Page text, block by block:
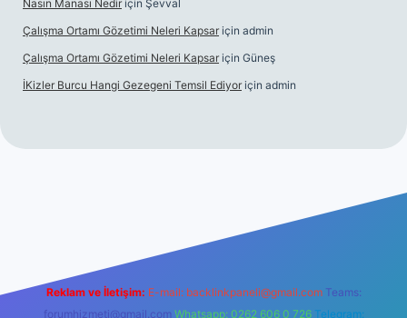
Nasın Manası Nedir için Şevval
Çalışma Ortamı Gözetimi Neleri Kapsar için admin
Çalışma Ortamı Gözetimi Neleri Kapsar için Güneş
İKizler Burcu Hangi Gezegeni Temsil Ediyor için admin
Reklam ve İletişim: E-mail: backlinkpaneli@gmail.com Teams:
forumhizmeti@gmail.com Whatsapp: 0262 606 0 726 Telegram: